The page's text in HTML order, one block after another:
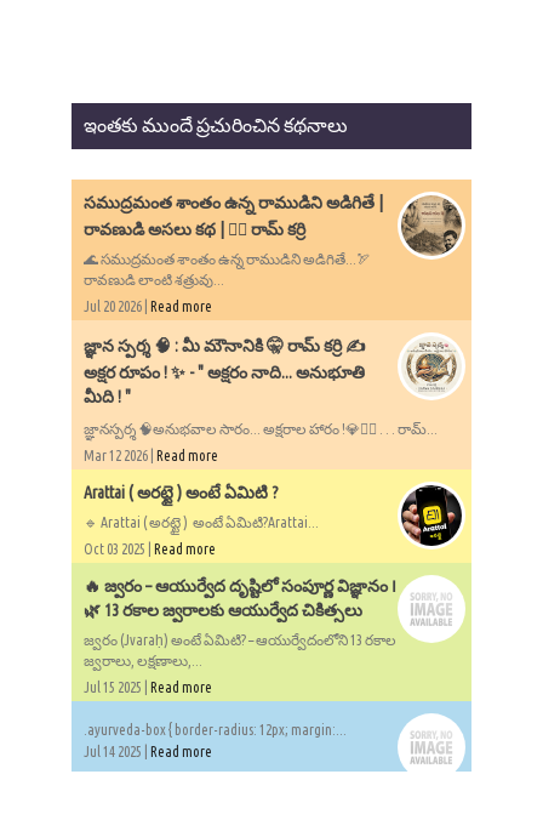
ఇంతకు ముందే ప్రచురించిన కథనాలు
సముద్రమంత శాంతం ఉన్న రాముడిని అడిగితే |
రావణుడి అసలు కథ | ✍🏻 రామ్ కర్రి
🌊 సముద్రమంత శాంతం ఉన్న రాముడిని అడిగితే...🏹
రావణుడి లాంటి శత్రువు...
Jul 20 2026 | Read more
​జ్ఞాన స్పర్శ 🧠 : మీ మౌనానికి 🤫 రామ్ కర్రి ✍️
అక్షర రూపం ! ✨ - ​" అక్షరం నాది... అనుభూతి
మీది ! "
జ్ఞానస్పర్శ 🧠అనుభవాల సారం... అక్షరాల హారం !💎✍🏻 . . . రామ్...
Mar 12 2026 | Read more
Arattai ( అరట్టై ) అంటే ఏమిటి ?
🔹 Arattai ( అరట్టై ) అంటే ఏమిటి?Arattai...
Oct 03 2025 | Read more
🔥 జ్వరం – ఆయుర్వేద దృష్టిలో సంపూర్ణ విజ్ఞానం ౹
🌿 13 రకాల జ్వరాలకు ఆయుర్వేద చికిత్సలు
జ్వరం (Jvaraḥ) అంటే ఏమిటి? – ఆయుర్వేదంలోని 13 రకాల
జ్వరాలు, లక్షణాలు,...
Jul 15 2025 | Read more
.ayurveda-box { border-radius: 12px; margin:...
Jul 14 2025 | Read more